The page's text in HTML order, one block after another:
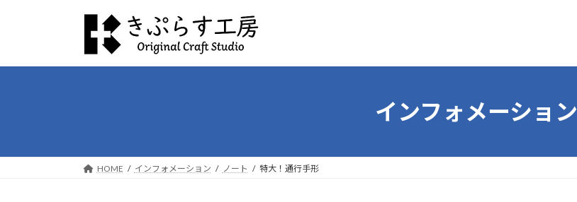
プ
動
インフォメーション
HOME インフォメーション ノート 特大！通行手形